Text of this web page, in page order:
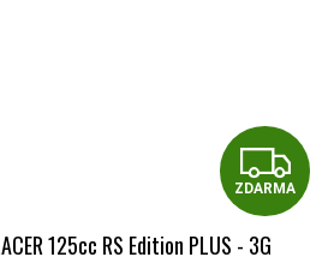
ZDARMA
125cc RS Edition PLUS - 3G